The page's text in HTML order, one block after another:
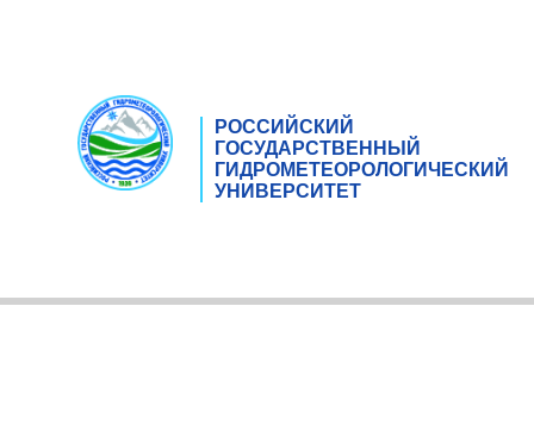
РОССИЙСКИЙ
ГОСУДАРСТВЕННЫЙ
ГИДРОМЕТЕОРОЛОГИЧЕСКИЙ
УНИВЕРСИТЕТ